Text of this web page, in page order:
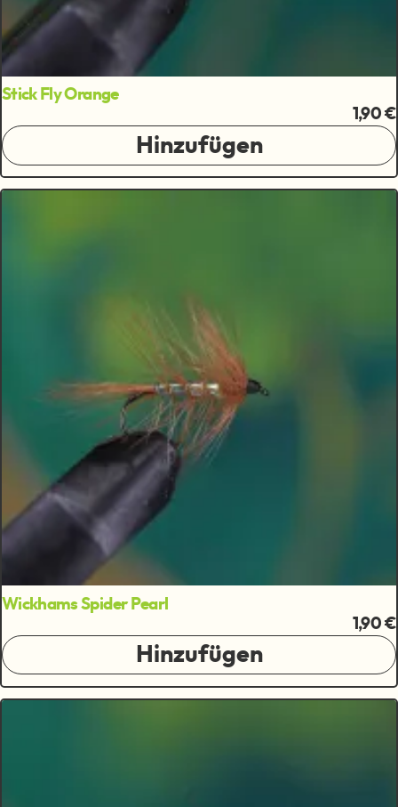
Stick Fly Orange
1,90 €
Hinzufügen
Wickhams Spider Pearl
1,90 €
Hinzufügen